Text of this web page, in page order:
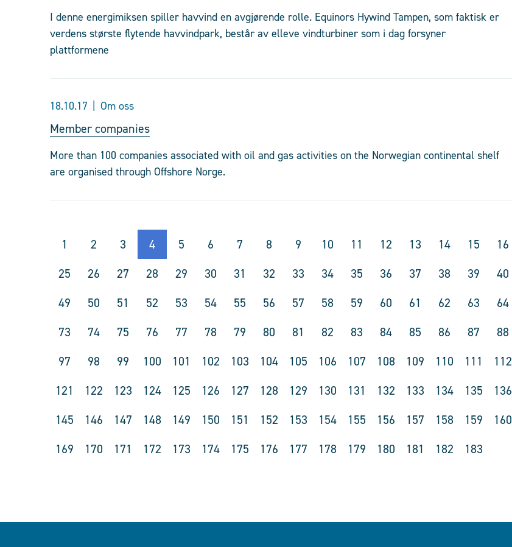
I denne energimiksen spiller havvind en avgjørende rolle. Equinors Hywind Tampen, som faktisk er
verdens største flytende havvindpark, består av elleve vindturbiner som i dag forsyner
plattformene
18.10.17 Om oss
Member companies
More than 100 companies associated with oil and gas activities on the Norwegian continental shelf
are organised through Offshore Norge.
1 2 3 4 5 6 7 8 9 10 11 12 13 14 15 16
25
26 27 28 29 30 31 32 33 34 35 36 37 38 39 40
49
50 51 52 53 54 55 56 57 58 59 60 61 62 63 64
73
74 75 76 77 78 79 80 81 82 83 84 85 86 87 88
97
98 99 100 101 102 103 104 105 106 107 108 109 110 111 112
121
122 123 124 125 126 127 128 129 130 131 132 133 134 135 136
145
146 147 148 149 150 151 152 153 154 155 156 157 158 159 160
169
170 171 172 173 174 175 176 177 178 179 180 181 182 183